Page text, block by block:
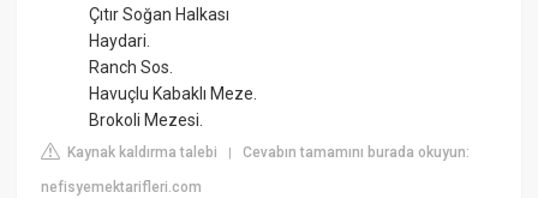
Çıtır Soğan Halkası
Haydari.
Ranch Sos.
Havuçlu Kabaklı Meze.
Brokoli Mezesi.
Kaynak kaldırma talebi |Cevabın tamamını burada okuyun:
nefisyemektarifleri.com